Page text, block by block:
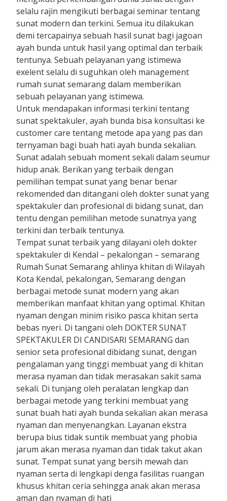
selalu rajin mengikuti berbagai seminar tentang
sunat modern dan terkini. Semua itu dilakukan
demi tercapainya sebuah hasil sunat bagi jagoan
ayah bunda untuk hasil yang optimal dan terbaik
tentunya. Sebuah pelayanan yang istimewa
exelent selalu di suguhkan oleh management
rumah sunat semarang dalam memberikan
sebuah pelayanan yang istimewa.
Untuk mendapakan informasi terkini tentang
sunat spektakuler, ayah bunda bisa konsultasi ke
customer care tentang metode apa yang pas dan
ternyaman bagi buah hati ayah bunda sekalian.
Sunat adalah sebuah moment sekali dalam seumur
hidup anak. Berikan yang terbaik dengan
pemilihan tempat sunat yang benar benar
rekomended dan ditangani oleh dokter sunat yang
spektakuler dan profesional di bidang sunat, dan
tentu dengan pemilihan metode sunatnya yang
terkini dan terbaik tentunya.
Tempat sunat terbaik yang dilayani oleh dokter
spektakuler di Kendal – pekalongan – semarang
Rumah Sunat Semarang ahlinya khitan di Wilayah
Kota Kendal, pekalongan, Semarang dengan
berbagai metode sunat modern yang akan
memberikan manfaat khitan yang optimal. Khitan
nyaman dengan minim risiko pasca khitan serta
bebas nyeri. Di tangani oleh DOKTER SUNAT
SPEKTAKULER DI CANDISARI SEMARANG dan
senior seta profesional dibidang sunat, dengan
pengalaman yang tinggi membuat yang di khitan
merasa nyaman dan tidak merasakan sakit sama
sekali. Di tunjang oleh peralatan lengkap dan
berbagai metode yang terkini membuat yang
sunat buah hati ayah bunda sekalian akan merasa
nyaman dan menyenangkan. Layanan ekstra
berupa bius tidak suntik membuat yang phobia
jarum akan merasa nyaman dan tidak takut akan
sunat. Tempat sunat yang bersih mewah dan
nyaman serta di lengkapi denga fasilitas ruangan
khusus khitan ceria sehingga anak akan merasa
aman dan nyaman di hati